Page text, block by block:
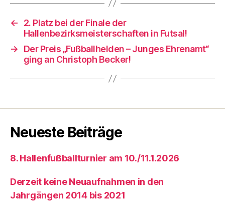
←
2. Platz bei der Finale der
Hallenbezirksmeisterschaften in Futsal!
→
Der Preis „Fußballhelden – Junges Ehrenamt“
ging an Christoph Becker!
Neueste Beiträge
8. Hallenfußballturnier am 10./11.1.2026
Derzeit keine Neuaufnahmen in den
Jahrgängen 2014 bis 2021